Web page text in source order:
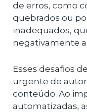
de erros, como
quebrados ou
inadequados,
negativamente
Esses desafios
urgente de
conteúdo. Ao
automatizadas,